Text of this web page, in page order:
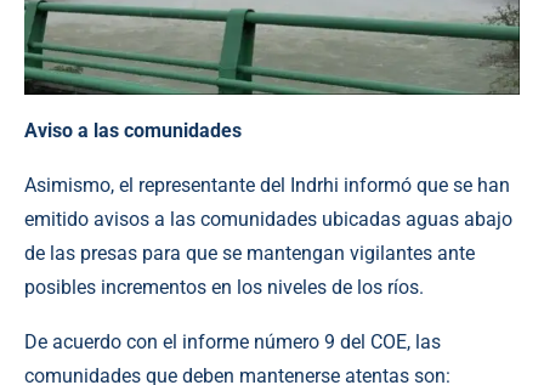
Aviso a las comunidades
Asimismo, el representante del Indrhi informó que se han
emitido avisos a las comunidades ubicadas aguas abajo
de las presas para que se mantengan vigilantes ante
posibles incrementos en los niveles de los ríos.
De acuerdo con el informe número 9 del COE, las
comunidades que deben mantenerse atentas son: